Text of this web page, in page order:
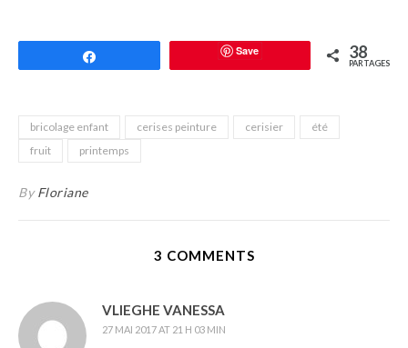
Save 38
PARTAGES
bricolage enfant cerises peinture cerisier
été
fruit
printemps
ByFloriane
3 COMMENTS
VLIEGHE VANESSA
27 MAI 2017 AT 21 H 03 MIN